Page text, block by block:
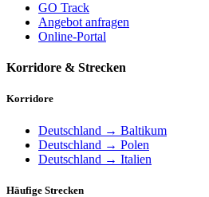
GO Track
Angebot anfragen
Online-Portal
Korridore & Strecken
Korridore
Deutschland → Baltikum
Deutschland → Polen
Deutschland → Italien
Häufige Strecken